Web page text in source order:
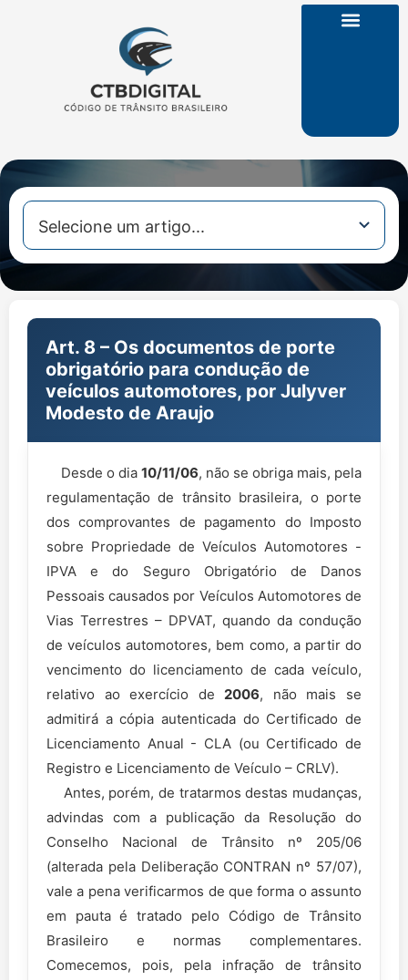
Art. 8 – Os documentos de porte
obrigatório para condução de
veículos automotores, por Julyver
Modesto de Araujo
Desde o dia 10/11/06, não se obriga mais, pela
regulamentação de trânsito brasileira, o porte
dos comprovantes de pagamento do Imposto
sobre Propriedade de Veículos Automotores -
IPVA e do Seguro Obrigatório de Danos
Pessoais causados por Veículos Automotores de
Vias Terrestres – DPVAT, quando da condução
de veículos automotores, bem como, a partir do
vencimento do licenciamento de cada veículo,
relativo ao exercício de2006, não mais se
admitirá a cópia autenticada do Certificado de
Licenciamento Anual - CLA (ou Certificado de
Registro e Licenciamento de Veículo – CRLV).
Antes, porém, de tratarmos destas mudanças,
advindas com a publicação da Resolução do
Conselho Nacional de Trânsito nº 205/06
(alterada pela Deliberação CONTRAN nº 57/07),
vale a pena verificarmos de que forma o assunto
em pauta é tratado pelo Código de Trânsito
Brasileiro e normas complementares.
Comecemos, pois, pela infração de trânsito